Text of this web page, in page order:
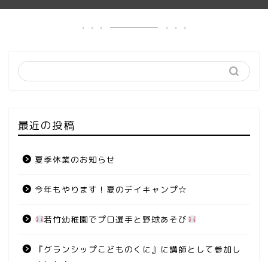
最近の投稿
夏季休業のお知らせ
今年もやります！夏のデイキャンプ☆
若竹幼稚園でプロ選手と野球あそび
『グランシップこどものくに』に講師として参加し